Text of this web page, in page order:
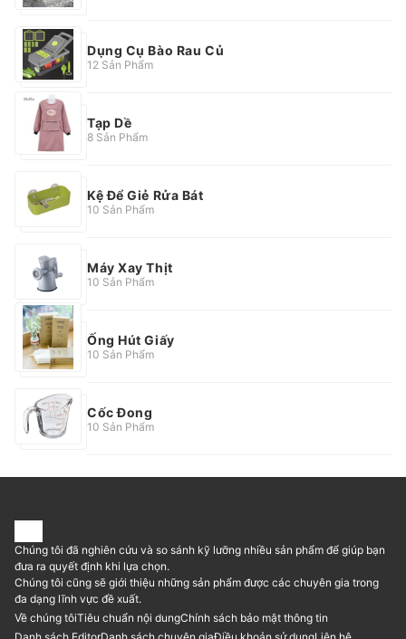
Dụng Cụ Bào Rau Củ
12 Sản Phẩm
Tạp Dề
8 Sản Phẩm
Kệ Để Giẻ Rửa Bát
10 Sản Phẩm
Máy Xay Thịt
10 Sản Phẩm
Ống Hút Giấy
10 Sản Phẩm
Cốc Đong
10 Sản Phẩm
Chúng tôi đã nghiên cứu và so sánh kỹ lưỡng nhiều sản phẩm để giúp bạn
đưa ra quyết định khi lựa chọn.
Chúng tôi cũng sẽ giới thiệu những sản phẩm được các chuyên gia trong
đa dạng lĩnh vực đề xuất.
Về chúng tôiTiêu chuẩn nội dungChính sách bảo mật thông tin